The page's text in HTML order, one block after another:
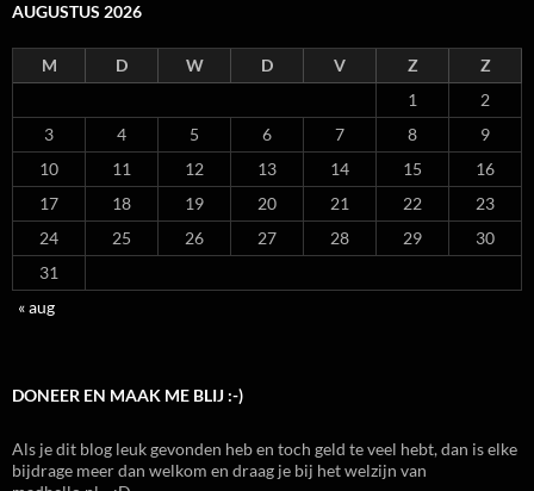
AUGUSTUS 2026
M D W D V Z
Z
1
2
3
4 5 6 7 8
9
10
11 12 13 14 15
16
17
18 19 20 21 22
23
24
25 26 27 28 29
30
31
« aug
DONEER EN MAAK ME BLIJ :-)
Als je dit blog leuk gevonden heb en toch geld te veel hebt, dan is elke
bijdrage meer dan welkom en draag je bij het welzijn van